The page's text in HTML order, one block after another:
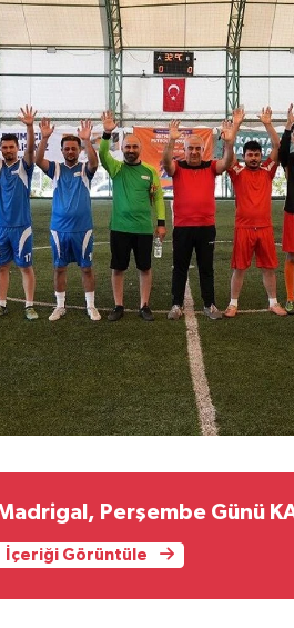
Perşembe Günü
İçeriği Görüntüle